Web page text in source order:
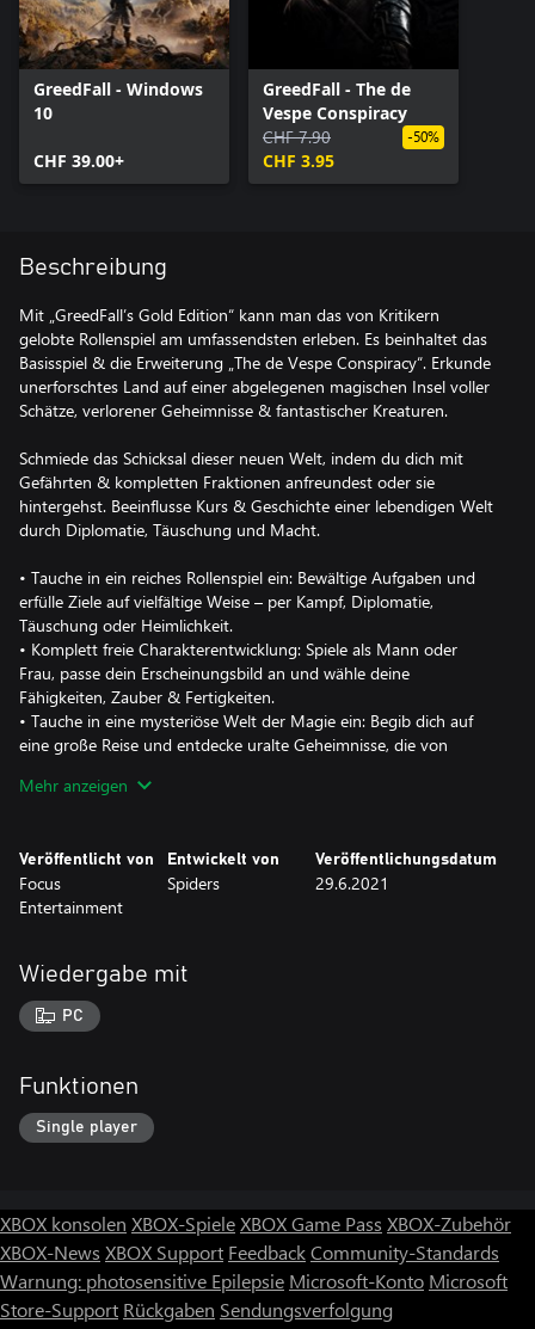
GreedFall - Windows
10
CHF 39.00+
GreedFall - The de
Vespe Conspiracy
CHF 7.90
CHF 3.95
-50%
Beschreibung
Mit „GreedFall’s Gold Edition“ kann man das von Kritikern
gelobte Rollenspiel am umfassendsten erleben. Es beinhaltet das
Basisspiel & die Erweiterung „The de Vespe Conspiracy“. Erkunde
unerforschtes Land auf einer abgelegenen magischen Insel voller
Schätze, verlorener Geheimnisse & fantastischer Kreaturen.
Schmiede das Schicksal dieser neuen Welt, indem du dich mit
Gefährten & kompletten Fraktionen anfreundest oder sie
hintergehst. Beeinflusse Kurs & Geschichte einer lebendigen Welt
durch Diplomatie, Täuschung und Macht.
• Tauche in ein reiches Rollenspiel ein: Bewältige Aufgaben und
erfülle Ziele auf vielfältige Weise – per Kampf, Diplomatie,
Täuschung oder Heimlichkeit.
• Komplett freie Charakterentwicklung: Spiele als Mann oder
Frau, passe dein Erscheinungsbild an und wähle deine
Fähigkeiten, Zauber & Fertigkeiten.
• Tauche in eine mysteriöse Welt der Magie ein: Begib dich auf
eine große Reise und entdecke uralte Geheimnisse, die von
Mehr anzeigen
Veröffentlicht von
Focus
Entertainment
Entwickelt von
Spiders
Veröffentlichungsdatum
29.6.2021
Wiedergabe mit
PC
Funktionen
Single player
XBOX konsolen XBOX-SpieleXBOX Game Pass XBOX-Zubehör
XBOX-News XBOX Support FeedbackCommunity-Standards
Warnung: photosensitive Epilepsie Microsoft-Konto Microsoft
Store-Support Rückgaben Sendungsverfolgung